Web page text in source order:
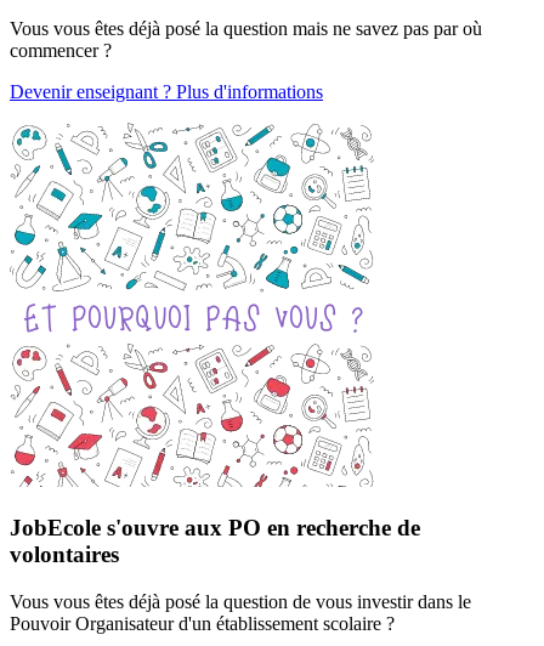
Vous vous êtes déjà posé la question mais ne savez pas par où
commencer ?
Devenir enseignant ? Plus d'informations
JobEcole s'ouvre aux PO en recherche de
volontaires
Vous vous êtes déjà posé la question de vous investir dans le
Pouvoir Organisateur d'un établissement scolaire ?